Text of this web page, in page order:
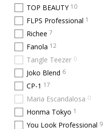
TOP BEAUTY 10
FLPS Professional 1
Richee 7
Fanola 12
Tangle Teezer 0
Joko Blend 6
CP-1 17
Maria Escandalosa 0
Honma Tokyo 1
You Look Professional 9